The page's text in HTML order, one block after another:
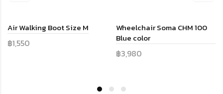
Air Walking Boot Size M
฿1,550
Wheelchair Soma CHM 100
Blue color
฿3,980